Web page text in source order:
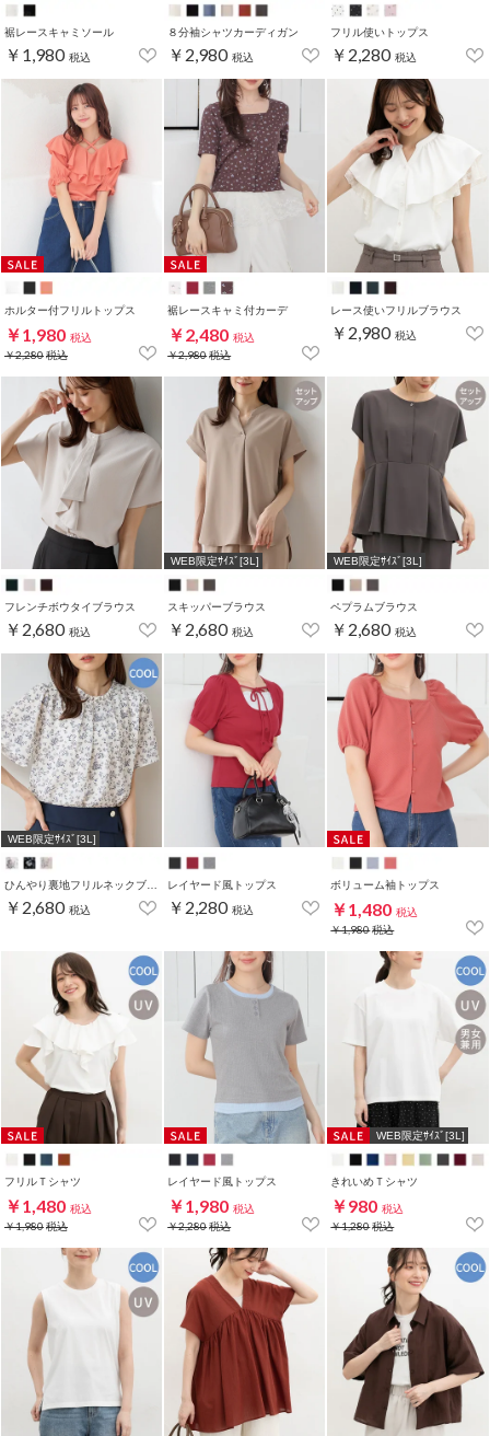
裾レースキャミソール
￥1,980 税込
８分袖シャツカーディガン
￥2,980 税込
フリル使いトップス
￥2,280 税込
ホルター付フリルトップス
￥1,980 税込
￥2,280税込
裾レースキャミ付カーデ
￥2,480 税込
￥2,980税込
レース使いフリルブラウス
￥2,980 税込
フレンチボウタイブラウス
￥2,680 税込
WEB限定ｻｲｽﾞ[3L]
スキッパーブラウス
￥2,680 税込
WEB限定ｻｲｽﾞ[3L]
ペプラムブラウス
￥2,680 税込
WEB限定ｻｲｽﾞ[3L]
￥2,680 税込
レイヤード風トップス
￥2,280 税込
ボリューム袖トップス
￥1,480 税込
￥1,980税込
フリルＴシャツ
￥1,480 税込
￥1,980税込
レイヤード風トップス
￥1,980 税込
￥2,280税込
WEB限定ｻｲｽﾞ[3L]
きれいめＴシャツ
￥980 税込
￥1,280税込